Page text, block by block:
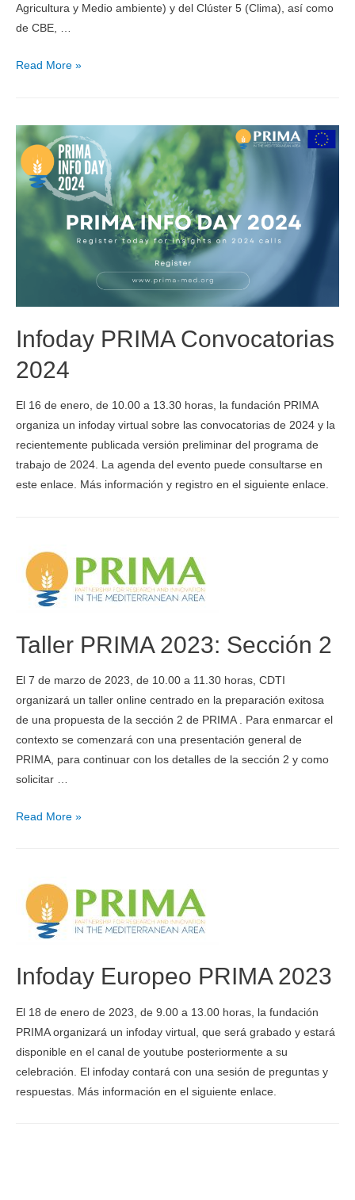
Agricultura y Medio ambiente) y del Clúster 5 (Clima), así como
de CBE, …
Read More »
Infoday PRIMA Convocatorias
2024
El 16 de enero, de 10.00 a 13.30 horas, la fundación PRIMA
organiza un infoday virtual sobre las convocatorias de 2024 y la
recientemente publicada versión preliminar del programa de
trabajo de 2024. La agenda del evento puede consultarse en
este enlace. Más información y registro en el siguiente enlace.
Taller PRIMA 2023: Sección 2
El 7 de marzo de 2023, de 10.00 a 11.30 horas, CDTI
organizará un taller online centrado en la preparación exitosa
de una propuesta de la sección 2 de PRIMA . Para enmarcar el
contexto se comenzará con una presentación general de
PRIMA, para continuar con los detalles de la sección 2 y como
solicitar …
Read More »
Infoday Europeo PRIMA 2023
El 18 de enero de 2023, de 9.00 a 13.00 horas, la fundación
PRIMA organizará un infoday virtual, que será grabado y estará
disponible en el canal de youtube posteriormente a su
celebración. El infoday contará con una sesión de preguntas y
respuestas. Más información en el siguiente enlace.